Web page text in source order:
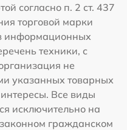
согласно п. 2 ст. 437
торговой марки
информационных
техники, с
не
указанных товарных
Все виды
исключительно на
гражданском